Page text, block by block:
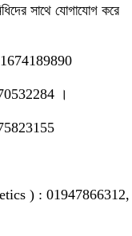
সাথে যোগাযোগ করে
।
) : 01947866312,